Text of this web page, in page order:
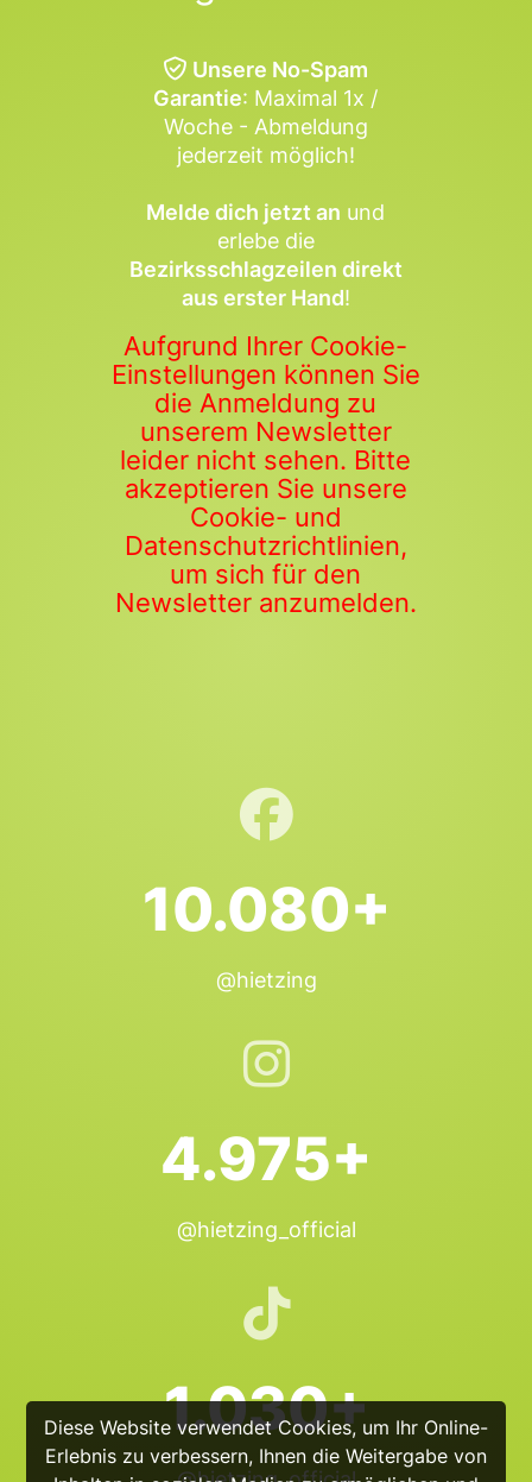
Diese Website verwendet Cookies, um Ihr Online-
Erlebnis zu verbessern, Ihnen die Weitergabe von
Unsere No-Spam
Garantie: Maximal 1x /
Woche - Abmeldung
jederzeit möglich!
Melde dich jetzt an und
erlebe die
Bezirksschlagzeilen direkt
aus erster Hand!
Aufgrund Ihrer Cookie-
Einstellungen können Sie
die Anmeldung zu
unserem Newsletter
leider nicht sehen. Bitte
akzeptieren Sie unsere
Cookie- und
Datenschutzrichtlinien,
um sich für den
Newsletter anzumelden.
10.080+
@hietzing
4.975+
@hietzing_official
1.030+